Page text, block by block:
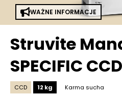
WAŻNE INFORMACJE
Struvite
SPECIFIC
CCD 12 kg Karma sucha